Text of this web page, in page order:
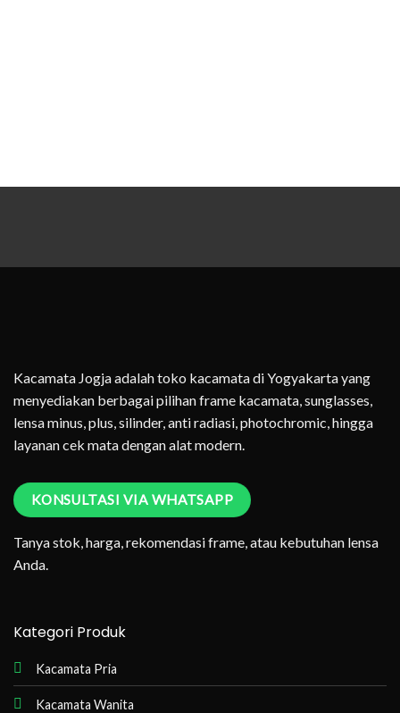
Kacamata Jogja adalah toko kacamata di Yogyakarta yang
menyediakan berbagai pilihan frame kacamata, sunglasses,
lensa minus, plus, silinder, anti radiasi, photochromic, hingga
layanan cek mata dengan alat modern.
KONSULTASI VIA WHATSAPP
Tanya stok, harga, rekomendasi frame, atau kebutuhan lensa
Anda.
Kategori Produk
Kacamata Pria
Kacamata Wanita